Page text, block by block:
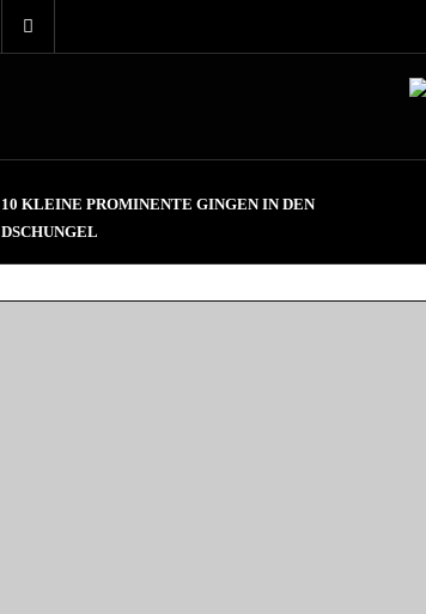
10 KLEINE PROMINENTE GINGEN IN DEN
DSCHUNGEL